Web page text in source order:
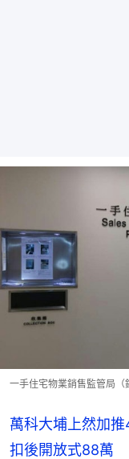
一手住宅物業銷售監管局（
萬科大埔上然加
扣後開放式88萬